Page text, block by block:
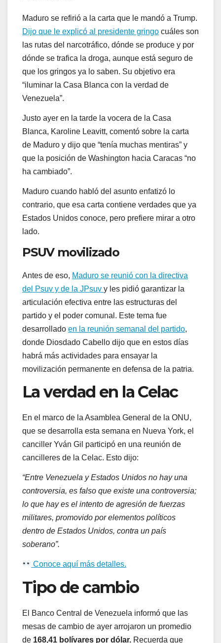
Maduro se refirió a la carta que le mandó a Trump.
Dijo que le explicó al presidente gringo cuáles son
las rutas del narcotráfico, dónde se produce y por
dónde se trafica la droga, aunque está seguro de
que los gringos ya lo saben. Su objetivo era
“iluminar la Casa Blanca con la verdad de
Venezuela”.
Justo ayer en la tarde la vocera de la Casa
Blanca, Karoline Leavitt, comentó sobre la carta
de Maduro y dijo que “tenía muchas mentiras” y
que la posición de Washington hacia Caracas “no
ha cambiado”.
Maduro cuando habló del asunto enfatizó lo
contrario, que esa carta contiene verdades que ya
Estados Unidos conoce, pero prefiere mirar a otro
lado.
PSUV movilizado
Antes de eso, Maduro se reunió con la directiva
del Psuv y de la JPsuv y les pidió garantizar la
articulación efectiva entre las estructuras del
partido y el poder comunal. Este tema fue
desarrollado en la reunión semanal del partido,
donde Diosdado Cabello dijo que en estos días
habrá más actividades para ensayar la
movilización permanente en defensa de la patria.
La verdad en la Celac
En el marco de la Asamblea General de la ONU,
que se desarrolla esta semana en Nueva York, el
canciller Yván Gil participó en una reunión de
cancilleres de la Celac. Esto dijo:
“Entre Venezuela y Estados Unidos no hay una
controversia, es falso que existe una controversia;
lo que hay es el intento de agresión de fuerzas
militares, promovido por elementos políticos
dentro de Estados Unidos, contra un país
soberano”.
Conoce aquí más detalles.
Tipo de cambio
El Banco Central de Venezuela informó que las
mesas de cambio de ayer arrojaron un promedio
de 168,41 bolívares por dólar. Recuerda que